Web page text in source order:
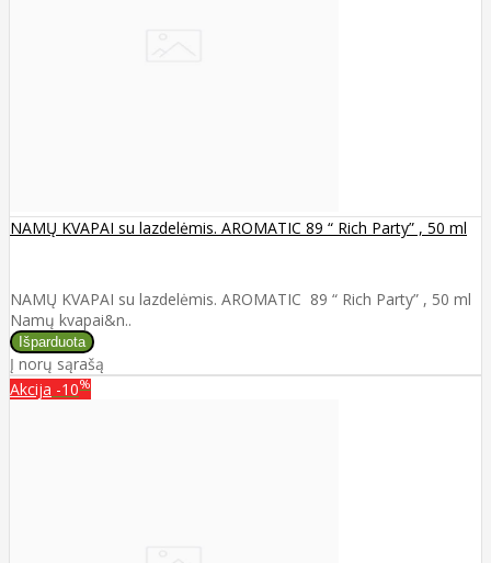
NAMŲ KVAPAI su lazdelėmis. AROMATIC 89 “ Rich Party” , 50 ml
NAMŲ KVAPAI su lazdelėmis. AROMATIC 89 “ Rich Party” , 50 ml
Namų kvapai&n..
Į norų sąrašą
Akcija -10%